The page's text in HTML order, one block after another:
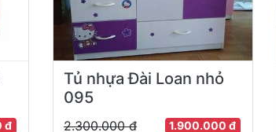
đ
Tủ nhựa Đài Loan nhỏ
095
2.300.000 đ 1.900.000 đ